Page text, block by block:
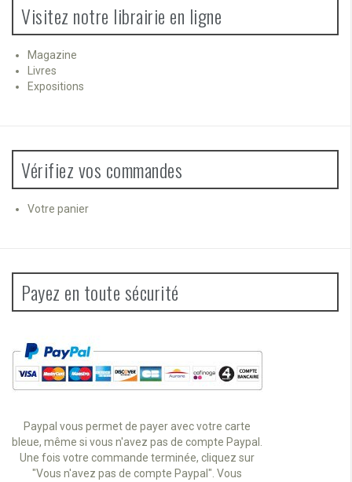
Visitez notre librairie en ligne
Magazine
Livres
Expositions
Vérifiez vos commandes
Votre panier
Payez en toute sécurité
Paypal vous permet de payer avec votre carte
bleue, même si vous n'avez pas de compte Paypal.
Une fois votre commande terminée, cliquez sur
"Vous n'avez pas de compte Paypal". Vous